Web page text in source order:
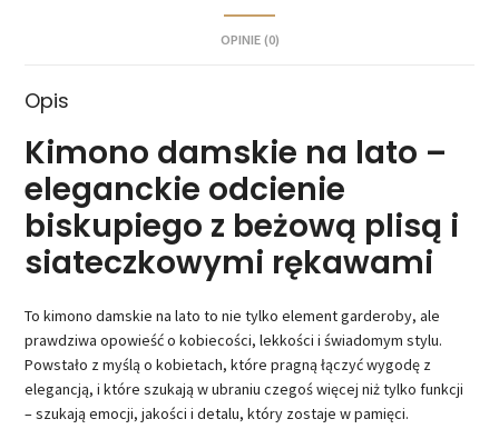
OPINIE (0)
Opis
Kimono damskie na lato –
eleganckie odcienie
biskupiego z beżową plisą i
siateczkowymi rękawami
To kimono damskie na lato to nie tylko element garderoby, ale
prawdziwa opowieść o kobiecości, lekkości i świadomym stylu.
Powstało z myślą o kobietach, które pragną łączyć wygodę z
elegancją, i które szukają w ubraniu czegoś więcej niż tylko funkcji
– szukają emocji, jakości i detalu, który zostaje w pamięci.